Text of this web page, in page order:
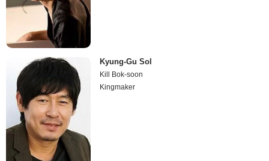
Kyung-Gu Sol
Kill Bok-soon
Kingmaker